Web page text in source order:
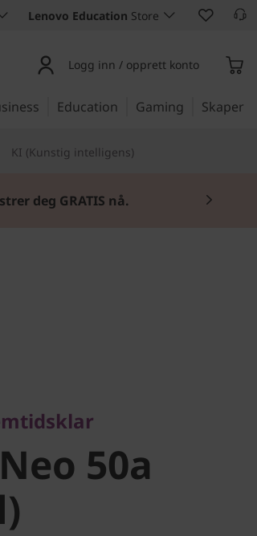
Lenovo Education Store
Logg inn / opprett konto
Education Gaming Skaper
KI (Kunstig intelligens)
deg GRATIS nå.
50a